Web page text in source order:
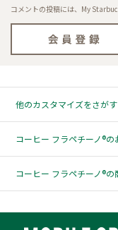
コメントの投稿には、My
他のカスタマイズをさがす
コーヒー フラペチーノ®
コーヒー フラペチーノ®の